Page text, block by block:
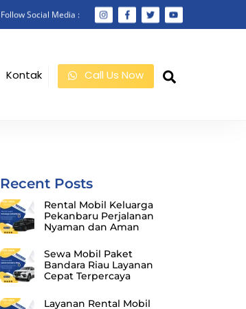
Follow Social Media :
Kontak Call Us Now
Recent Posts
Rental Mobil Keluarga
Pekanbaru Perjalanan
Nyaman dan Aman
Sewa Mobil Paket
Bandara Riau Layanan
Cepat Terpercaya
Layanan Rental Mobil